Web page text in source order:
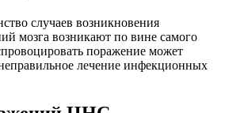
случаев возникновения
мозга возникают по вине самого
поражение может
лечение инфекционных